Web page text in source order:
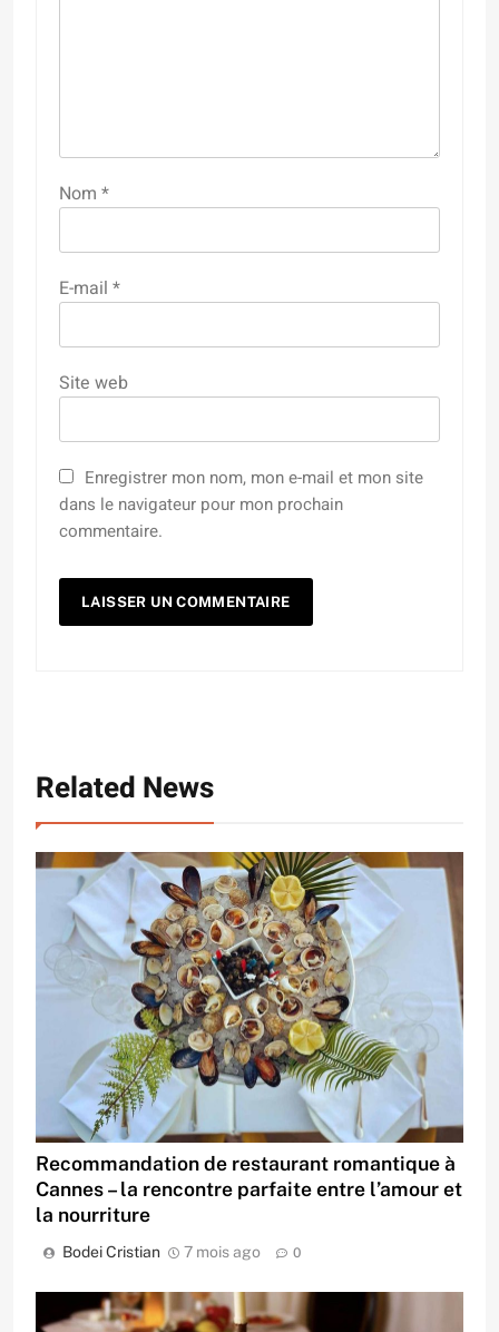
Nom *
E-mail *
Site web
Enregistrer mon nom, mon e-mail et mon site
dans le navigateur pour mon prochain
commentaire.
Related News
Recommandation de restaurant romantique à
Cannes – la rencontre parfaite entre l’amour et
la nourriture
Bodei Cristian 7 mois ago 0